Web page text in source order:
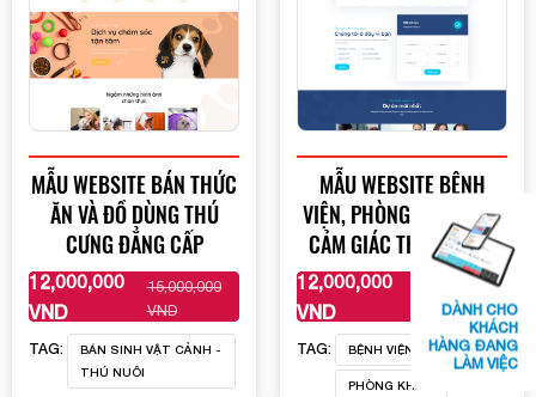
MẪU WEBSITE BÁN THỨC
ĂN VÀ ĐỒ DÙNG THÚ
CƯNG ĐẲNG CẤP
12,000,000
VND
15,000,000
VND
XEM THÊM
TAG:
BÁN SINH VẬT CẢNH -
THÚ NUÔI
MẪU WEBSITE BỆNH
VIỆN, PHÒNG KHÁM TẠO
CẢM GIÁC THÂN THIỆN
12,000,000
VND
15,000,000
VND
XEM THÊM
TAG: BỆNH VIỆN
PHÒNG KHÁM
DÀNH CHO
KHÁCH
HÀNG ĐANG
LÀM VIỆC